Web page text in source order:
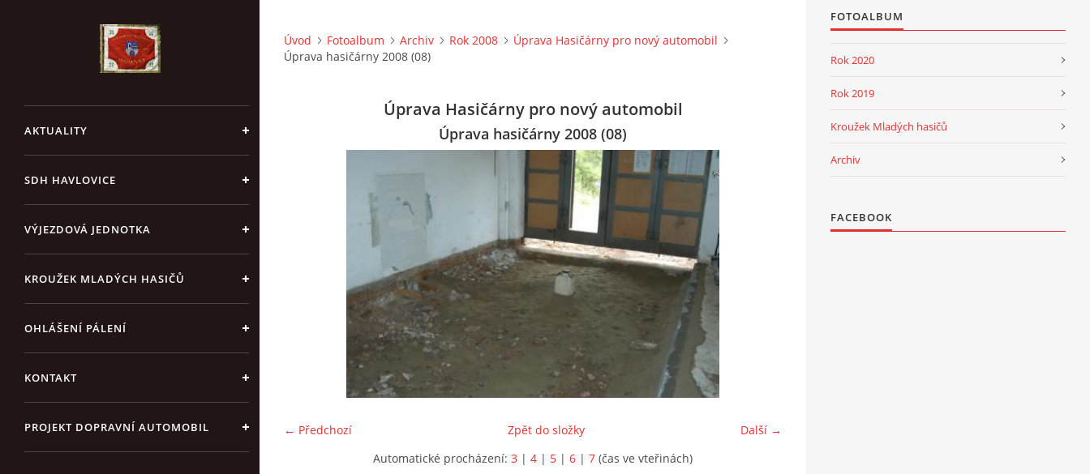
AKTUALITY
SDH HAVLOVICE
VÝJEZDOVÁ JEDNOTKA
KROUŽEK MLADÝCH HASIČŮ
OHLÁŠENÍ PÁLENÍ
KONTAKT
PROJEKT DOPRAVNÍ AUTOMOBIL
Úvod Fotoalbum Archiv Rok 2008
Úprava Hasičárny pro nový automobil
Úprava hasičárny 2008 (08)
Úprava Hasičárny pro nový automobil
Úprava hasičárny 2008 (08)
← Předchozí Další →
Zpět do složky
Automatické procházení: 3 | 4 | 5 | 6 | 7 (čas ve vteřinách)
FOTOALBUM
Rok 2020
Rok 2019
Kroužek Mladých hasičů
Archiv
FACEBOOK